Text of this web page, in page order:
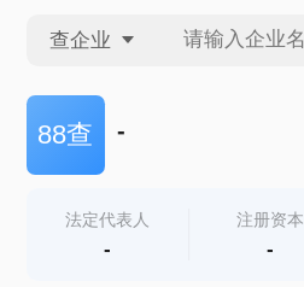
查企业
查企业
查产地
88查 -
法定代表人
-
注册资本
-